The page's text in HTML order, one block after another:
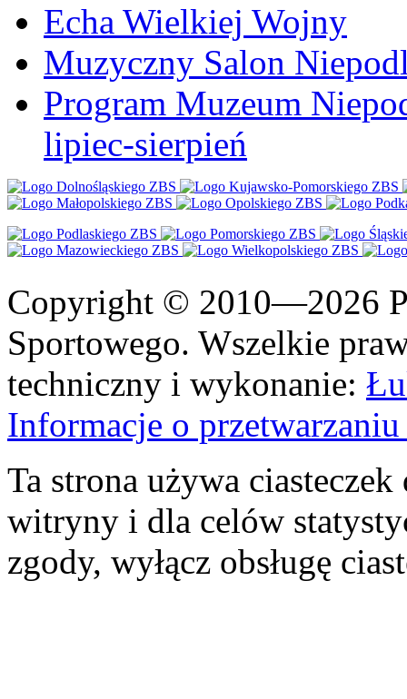
Echa Wielkiej Wojny
Muzyczny Salon
Program Muzeum
lipiec-sierpień
Copyright © 2010—2026
Sportowego. Wszelkie
techniczny i wykonanie:
Informacje o
Ta strona używa
witryny i dla celów
zgody, wyłącz obsługę